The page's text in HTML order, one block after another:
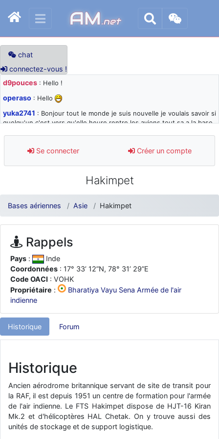
AM.net
chat
connectez-vous !
d9pouces : Hello !
operaso : Hello
yuka2741 : Bonjour tout le monde je suis nouvelle je voulais savoir si
quelqu'un c'est vers qu'elle heure rentre les avions tout sa a la base
d9pouces: désolé pour les quelques blocages du site ces derniers
jours : je teste des méthodes contre le spam et les bots trop nocifs
: Super, la nouvelle bannière
d9pouces : je suis un avion@,._,+ > lesquels ? je ne suis pas sûr de
comprendre
d9pouces: ouakamois > si tu parles du sujet sur l'Armée de l'Air,
bien sûr que oui !
je suis un avion@,._,+
moi et quelques avions n'ont pas les mêmes noms qu'aujourd'hui
ouakamois : Bonjourà toutes et à tous.en espérantque ces
quelques images du Pays Basque vous auront plu ; Agur…
d9pouces
d9pouces: Malheureusement nonun peu trop loin pour moi !
fox_50: Bonjour, certains parmis vous étaient-ils présent au
meeting de Lann Bihoué de 2026 ?
au site!
2026 !
little boy : je vous souhaite un bon réveillon pour cette nouvelle
année!
jericho: Merci D9pouces, à mon tour de souhaiter un Joyeux Noël
Se connecter Créer un compte
Hakimpet
Bases aériennes Asie Hakimpet
Rappels
Pays :
Inde
Coordonnées : 17° 33’ 12”N, 78° 31’ 29”E
Code OACI : VOHK
Propriétaire :
Bharatiya Vayu Sena Armée de l'air
indienne
Historique Forum
Historique
Ancien aérodrome britannique servant de site de transit pour
la RAF, il est depuis 1951 un centre de formation pour l'armée
de l'air indienne. Le FTS Hakimpet dispose de HJT-16 Kiran
Mk.2 et d'hélicoptères HAL Chetak. On y trouve aussi des
unités de stockage et de support logistique.